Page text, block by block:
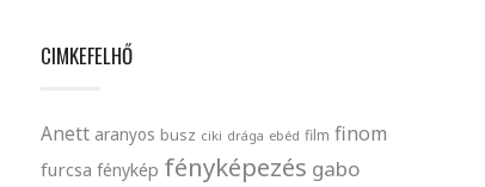
CIMKEFELHŐ
Anett aranyos busz ciki drága ebéd film finom
furcsa fénykép fényképezés gabo